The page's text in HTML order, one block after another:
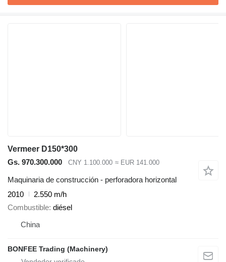
Vermeer D150*300
Gs. 970.300.000
CNY 1.100.000 ≈ EUR 141.000
Maquinaria de construcción - perforadora horizontal
2010
2.550 m/h
Combustible diésel
China
BONFEE Trading (Machinery)